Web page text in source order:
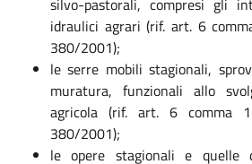
idraulici agrari (rif. art. 6
380/2001);
le serre mobili stagionali,
muratura, funzionali allo
agricola (rif. art. 6 comma
380/2001);
le opere stagionali e quelle